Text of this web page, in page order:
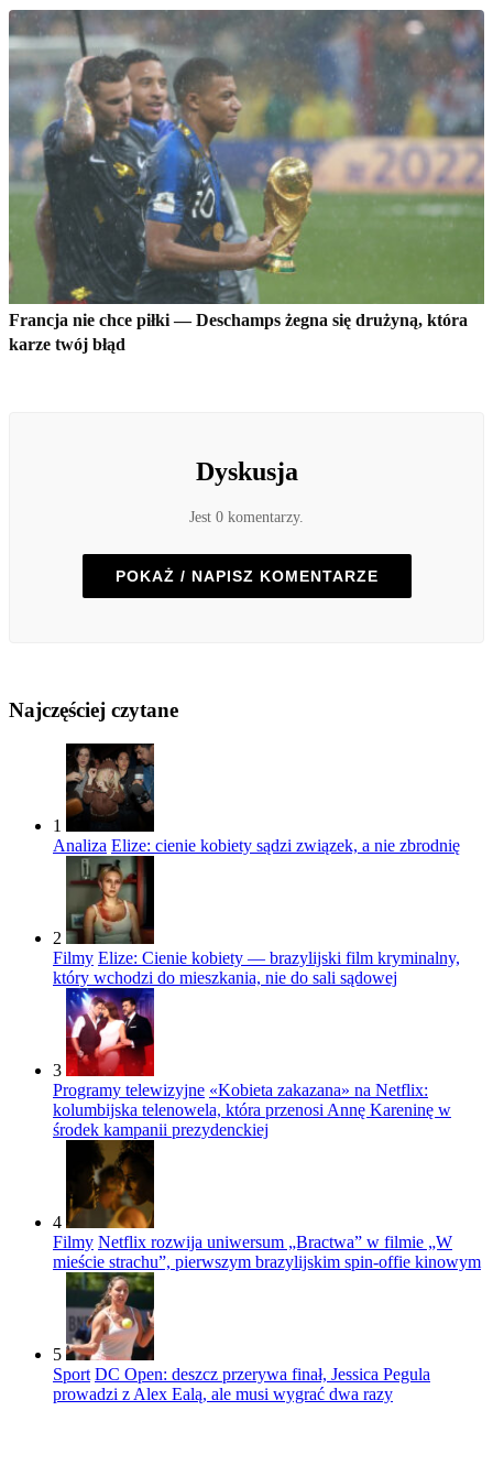
Francja nie chce piłki — Deschamps żegna się drużyną, która
karze twój błąd
Dyskusja
Jest 0 komentarzy.
POKAŻ / NAPISZ KOMENTARZE
Najczęściej czytane
1
Analiza Elize: cienie kobiety sądzi związek, a nie zbrodnię
2
Filmy Elize: Cienie kobiety — brazylijski film kryminalny,
który wchodzi do mieszkania, nie do sali sądowej
3
Programy telewizyjne «Kobieta zakazana» na Netflix:
kolumbijska telenowela, która przenosi Annę Kareninę w
środek kampanii prezydenckiej
4
Filmy Netflix rozwija uniwersum „Bractwa” w filmie „W
mieście strachu”, pierwszym brazylijskim spin-offie kinowym
5
Sport DC Open: deszcz przerywa finał, Jessica Pegula
prowadzi z Alex Ealą, ale musi wygrać dwa razy